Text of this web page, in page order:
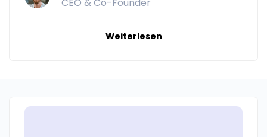
Weiterlesen